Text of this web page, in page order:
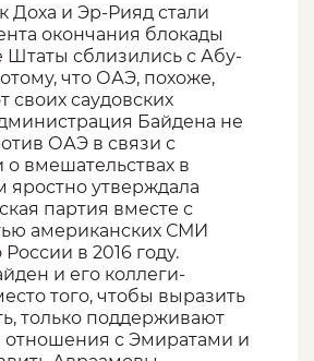
Доха и Эр-Рияд стали
окончания блокады
сблизились с Абу-
что ОАЭ, похоже,
своих саудовских
Байдена не
ОАЭ в связи с
вмешательствах в
яростно утверждала
партия вместе с
американских СМИ
в 2016 году.
и его коллеги-
того, чтобы выразить
только поддерживают
отношения с Эмиратами и